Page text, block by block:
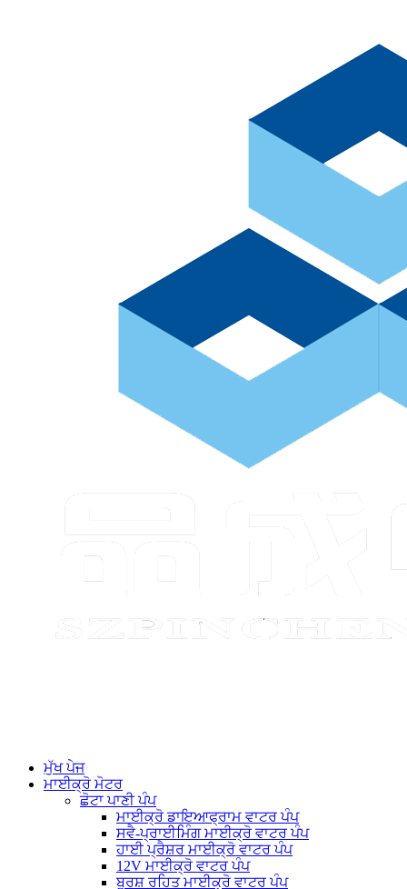
ਮੁੱਖ ਪੇਜ
ਮਾਈਕ੍ਰੋ ਮੋਟਰ
ਛੋਟਾ ਪਾਣੀ ਪੰਪ
ਮਾਈਕ੍ਰੋ ਡਾਇਆਫ੍ਰਾਮ ਵਾਟਰ ਪੰਪ
ਸਵੈ-ਪ੍ਰਾਈਮਿੰਗ ਮਾਈਕ੍ਰੋ ਵਾਟਰ ਪੰਪ
ਹਾਈ ਪ੍ਰੈਸ਼ਰ ਮਾਈਕ੍ਰੋ ਵਾਟਰ ਪੰਪ
12V ਮਾਈਕ੍ਰੋ ਵਾਟਰ ਪੰਪ
ਬੁਰਸ਼ ਰਹਿਤ ਮਾਈਕ੍ਰੋ ਵਾਟਰ ਪੰਪ